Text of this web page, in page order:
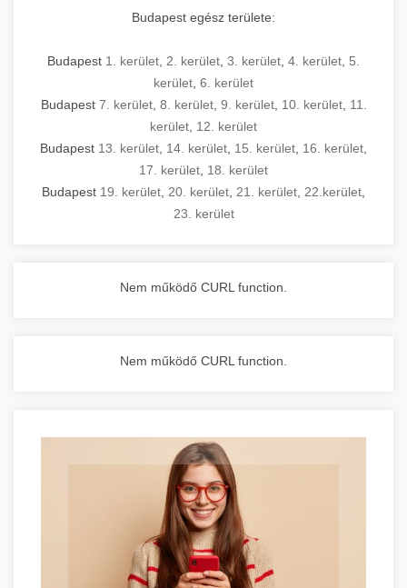
Budapest egész területe:
Budapest 1. kerület 2. kerület 3. kerület 4. kerület 5.
kerület 6. kerület
Budapest 7. kerület, 8. kerület, 9. kerület, 10. kerület, 11.
kerület 12. kerület
Budapest 13. kerület 14. kerület 15. kerület 16. kerület
17. kerület 18. kerület
Budapest 19. kerület 20. kerület 21. kerület 22.kerület
23. kerület
Nem működő CURL function.
Nem működő CURL function.